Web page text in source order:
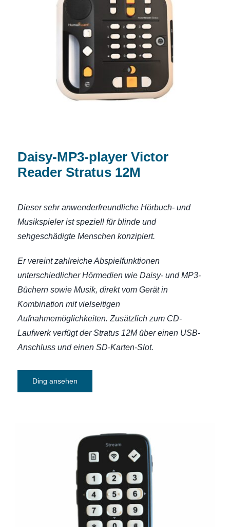
Daisy-MP3-player Victor Reader Stratus
12M
Daisy-MP3-player Victor
Reader Stratus 12M
Dieser sehr anwenderfreundliche Hörbuch- und
Musikspieler ist speziell für blinde und
sehgeschädigte Menschen konzipiert.
Er vereint zahlreiche Abspielfunktionen
unterschiedlicher Hörmedien wie Daisy- und MP3-
Büchern sowie Musik, direkt vom Gerät in
Kombination mit vielseitigen
Aufnahmemöglichkeiten. Zusätzlich zum CD-
Laufwerk verfügt der Stratus 12M über einen USB-
Anschluss und einen SD-Karten-Slot.
Ding ansehen
Daisy-MP3-player Victor Reader Stream
3